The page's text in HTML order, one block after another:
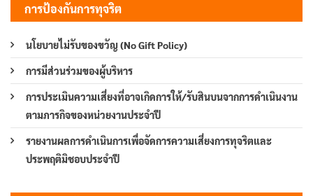
การป้องกันการทุจริต
นโยบายไม่รับของขวัญ (No Gift Policy)
การมีส่วนร่วมของผู้บริหาร
การประเมินความเสี่ยงที่อาจเกิดการให้/รับสินบนจากการดำเนินงาน
ตามภารกิจของหน่วยงานประจำปี
รายงานผลการดำเนินการเพื่อจัดการความเสี่ยงการทุจริตและ
ประพฤติมิชอบประจำปี